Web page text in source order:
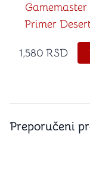
Primer
1,580 RSD
Preporučeni